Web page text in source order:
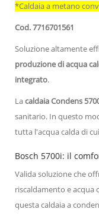
*Caldaia a metano
Cod. 7716701561
Soluzione altamente
produzione di acqua
integrato.
Lacaldaia Condens
sanitario. In questo
tutta l'acqua calda di
Bosch 5700i: il
Valida soluzione che
riscaldamento e acqua
questa caldaia a